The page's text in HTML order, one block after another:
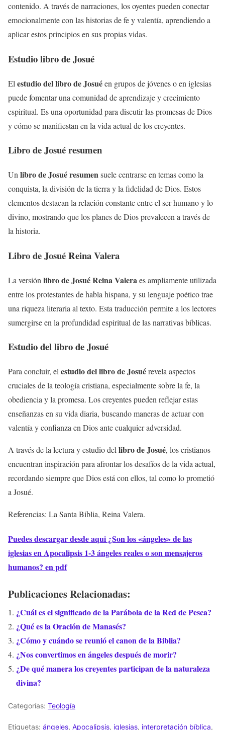
contenido. A través de narraciones, los oyentes pueden conectar
emocionalmente con las historias de fe y valentía, aprendiendo a
aplicar estos principios en sus propias vidas.
Estudio libro de Josué
El estudio del libro de Josuéen grupos de jóvenes o en iglesias
puede fomentar una comunidad de aprendizaje y crecimiento
espiritual. Es una oportunidad para discutir las promesas de Dios
y cómo se manifiestan en la vida actual de los creyentes.
Libro de Josué resumen
Un libro de Josué resumensuele centrarse en temas como la
conquista, la división de la tierra y la fidelidad de Dios. Estos
elementos destacan la relación constante entre el ser humano y lo
divino, mostrando que los planes de Dios prevalecen a través de
la historia.
Libro de Josué Reina Valera
La versión libro de Josué Reina Valera es ampliamente utilizada
entre los protestantes de habla hispana, y su lenguaje poético trae
una riqueza literaria al texto. Esta traducción permite a los lectores
sumergirse en la profundidad espiritual de las narrativas bíblicas.
Estudio del libro de Josué
Para concluir, el estudio del libro de Josuérevela aspectos
cruciales de la teología cristiana, especialmente sobre la fe, la
obediencia y la promesa. Los creyentes pueden reflejar estas
enseñanzas en su vida diaria, buscando maneras de actuar con
valentía y confianza en Dios ante cualquier adversidad.
A través de la lectura y estudio del libro de Josué, los cristianos
encuentran inspiración para afrontar los desafíos de la vida actual,
recordando siempre que Dios está con ellos, tal como lo prometió
a Josué.
Referencias: La Santa Biblia, Reina Valera.
Puedes descargar desde aqui ¿Son los «ángeles» de las
iglesias en Apocalipsis 1-3 ángeles reales o son mensajeros
humanos? en pdf
Publicaciones Relacionadas:
¿Cuál es el significado de la Parábola de la Red de Pesca?
¿Qué es la Oración de Manasés?
¿Cómo y cuándo se reunió el canon de la Biblia?
¿Nos convertimos en ángeles después de morir?
¿De qué manera los creyentes participan de la naturaleza
divina?
Categorías: Teología
Etiquetas: ángeles, Apocalipsis, iglesias, interpretación bíblica,